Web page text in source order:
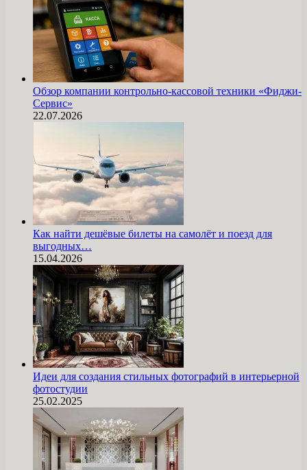
Обзор компании контрольно-кассовой техники «Фиджи-
Сервис»
22.07.2026
Как найти дешёвые билеты на самолёт и поезд для
выгодных…
15.04.2026
Идеи для создания стильных фотографий в интерьерной
фотостудии
25.02.2025